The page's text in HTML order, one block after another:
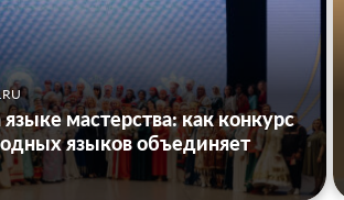
мастерства: как конкурс
языков объединяет